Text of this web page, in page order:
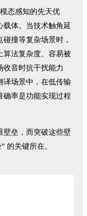
态感知的先天优
载体。当技术触角延
撞等复杂场景时，
算法复杂度、容易被
收音时抗干扰能力
译场景中，在低传输
确率是功能实现过程
壁垒，而突破这些壁
的关键所在。